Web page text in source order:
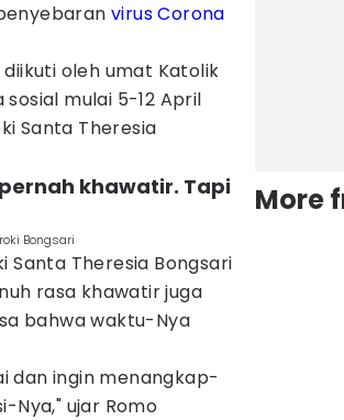
virus Corona
oleh umat Katolik
mulai 5-12 April
Santa Theresia
khawatir. Tapi
Bongsari
Santa Theresia Bongsari
rasa khawatir juga
bahwa waktu-Nya
dan ingin menangkap-
Nya," ujar Romo
More